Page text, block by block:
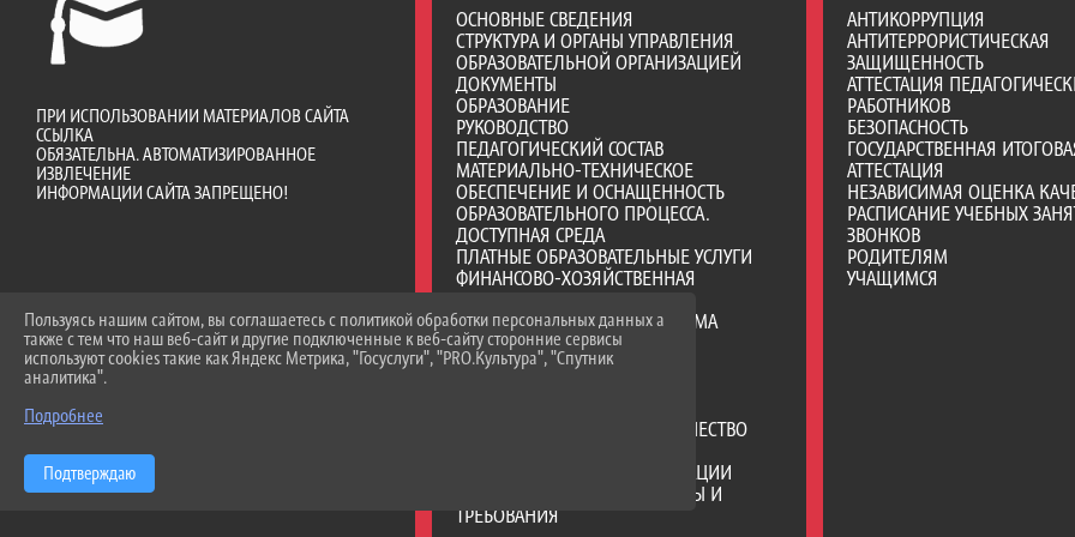
ПРИ ИСПОЛЬЗОВАНИИ МАТЕРИАЛОВ САЙТА
ССЫЛКА
ОБЯЗАТЕЛЬНА. АВТОМАТИЗИРОВАННОЕ
ИЗВЛЕЧЕНИЕ
ИНФОРМАЦИИ САЙТА ЗАПРЕЩЕНО!
ОСНОВНЫЕ СВЕДЕНИЯ
СТРУКТУРА И ОРГАНЫ УПРАВЛЕНИЯ
ОБРАЗОВАТЕЛЬНОЙ ОРГАНИЗАЦИЕЙ
ДОКУМЕНТЫ
ОБРАЗОВАНИЕ
РУКОВОДСТВО
ПЕДАГОГИЧЕСКИЙ СОСТАВ
МАТЕРИАЛЬНО-ТЕХНИЧЕСКОЕ
ОБЕСПЕЧЕНИЕ И ОСНАЩЕННОСТЬ
ОБРАЗОВАТЕЛЬНОГО ПРОЦЕССА.
ДОСТУПНАЯ СРЕДА
ПЛАТНЫЕ ОБРАЗОВАТЕЛЬНЫЕ УСЛУГИ
ФИНАНСОВО-ХОЗЯЙСТВЕННАЯ
ВАКАНТНЫЕ МЕСТА ДЛЯ ПРИЕМА
(ПЕРЕВОДА) ОБУЧАЮЩИХСЯ
СТИПЕНДИИ И ИНЫЕ ВИДЫ
МЕЖДУНАРОДНОЕ СОТРУДНИЧЕСТВО
ОБРАЗОВАТЕЛЬНОЙ ОРГАНИЗАЦИИ
ОБРАЗОВАТЕЛЬНЫЕ СТАНДАРТЫ И
ТРЕБОВАНИЯ
АНТИКОРРУПЦИЯ
АНТИТЕРРОРИСТИЧЕСКАЯ
ЗАЩИЩЕННОСТЬ
АТТЕСТАЦИЯ
РАБОТНИКОВ
БЕЗОПАСНОСТЬ
ГОСУДАРСТВЕННАЯ
АТТЕСТАЦИЯ
НЕЗАВИСИМАЯ ОЦЕНКА
РАСПИСАНИЕ УЧЕБНЫХ
ЗВОНКОВ
РОДИТЕЛЯМ
УЧАЩИМСЯ
Пользуясь нашим сайтом, вы соглашаетесь с политикой обработки персональных данных а
также с тем что наш веб-сайт и другие подключенные к веб-сайту сторонние сервисы
используют cookies такие как Яндекс Метрика, "Госуслуги", "PRO.Культура", "Спутник
аналитика".
Подробнее
Подтверждаю